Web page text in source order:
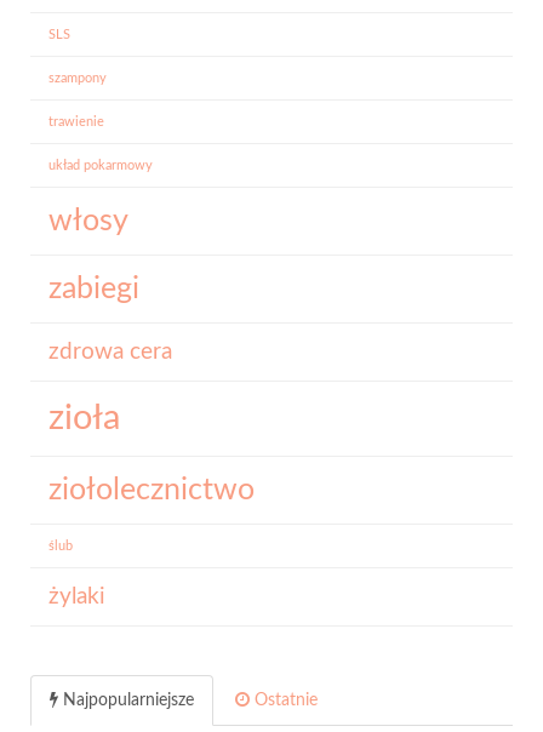
SLS
szampony
trawienie
układ pokarmowy
włosy
zabiegi
zdrowa cera
zioła
ziołolecznictwo
ślub
żylaki
Najpopularniejsze Ostatnie